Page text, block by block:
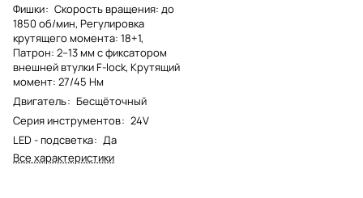
Фишки: Скорость вращения: до
1850 об/мин, Регулировка
крутящего момента: 18+1,
Патрон: 2–13 мм с фиксатором
внешней втулки F-lock, Крутящий
момент: 27/45 Нм
Двигатель: Бесщёточный
Серия инструментов: 24V
LED - подсветка: Да
Все характеристики